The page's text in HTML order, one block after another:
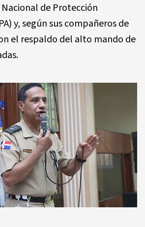
de Protección
y, según sus compañeros de
el respaldo del alto mando de